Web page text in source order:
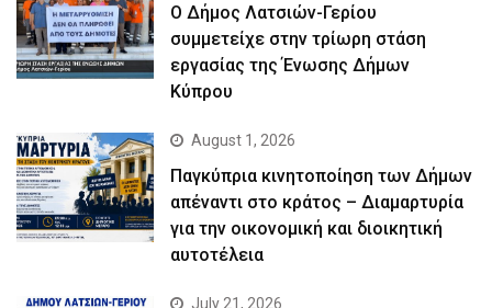
Ο Δήμος Λατσιών-Γερίου
συμμετείχε στην τρίωρη στάση
εργασίας της Ένωσης Δήμων
Κύπρου
August 1, 2026
Παγκύπρια κινητοποίηση των Δήμων
απέναντι στο κράτος – Διαμαρτυρία
για την οικονομική και διοικητική
αυτοτέλεια
July 21, 2026